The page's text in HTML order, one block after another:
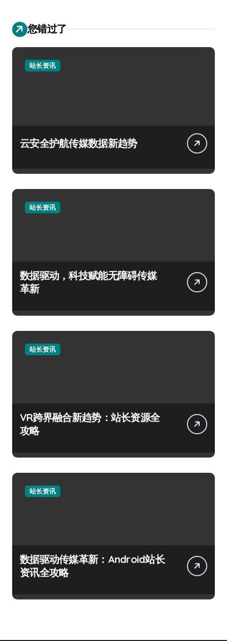
您错过了
站长资讯
云安全护航传媒数据新趋势
站长资讯
数据驱动，科技赋能无障碍传媒
革新
站长资讯
VR跨界融合新趋势：站长资源全
攻略
站长资讯
数据驱动传媒革新：Android站长
资讯全攻略